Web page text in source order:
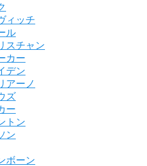
ィッチ
ル
スチャン
カー
デン
アーノ
ズ
ー
トン
ン
ボーン